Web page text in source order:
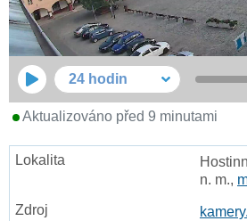
24 hodin
Aktualizováno před 9 minutami
n. m.,